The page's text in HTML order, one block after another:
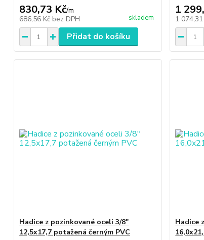
830,73 Kč/m
686,56 Kč bez DPH skladem
Přidat do košíku
1
1 074,31
Hadice z pozinkované oceli 3/8"
12,5x17,7 potažená černým PVC
Hadice